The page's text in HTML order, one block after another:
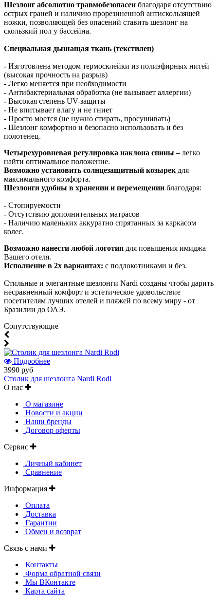
Шезлонг абсолютно травмобезопасен благодаря отсутствию
острых граней и наличию прорезиненной антискользящей
ножки, позволяющей без опасений ставить шезлонг на
скользкий пол у бассейна.
Специальная дышащая ткань (текстилен)
- Изготовлена методом термосклейки из полиэфирных нитей
(высокая прочность на разрыв)
- Легко меняется при необходимости
- Антибактериальная обработка (не вызывает аллергии)
- Высокая степень UV-защиты
- Не впитывает влагу и не гниет
- Просто моется (не нужно стирать, просушивать)
- Шезлонг комфортно и безопасно использовать и без
полотенец.
Четырехуровневая регулировка наклона спины –легко
найти оптимальное положение.
Возможно установить солнцезащитный козырек для
максимального комфорта.
Шезлонги удобны в хранении и перемещении благодаря:
- Стопируемости
- Отсутствию дополнительных матрасов
- Наличию маленьких аккуратно спрятанных за каркасом
колес.
Возможно нанести любой логотип для повышения имиджа
Вашего отеля.
Исполнение в 2х вариантах: с подлокотниками и без.
Стильные и элегантные шезлонги Nardi созданы чтобы дарить
несравненный комфорт и эстетическое удовольствие
посетителям лучших отелей и пляжей по всему миру - от
Бразилии до ОАЭ.
Cопутствующие
Подробнее
3990 руб
Столик для шезлонга Nardi Rodi
О нас
О магазине
Новости и акции
Наши бренды
Договор оферты
Сервис
Личный кабинет
Сравнение
Информация
Оплата
Доставка
Гарантии
Обмен и возврат
Связь с нами
Контакты
Форма обратной связи
Мы ВКонтакте
Карта сайта